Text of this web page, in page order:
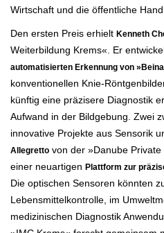
Wirtschaft und die öffentliche Hand.
Den ersten Preis erhielt Kenneth
Weiterbildung Krems«. Er
automatisierten Erkennung von
konventionellen Knie-
künftig eine präzisere Diagnostik
Aufwand in der Bildgebung. Zwei
innovative Projekte aus Sensorik
Allegretto von der »Danube
einer neuartigen Plattform zur
Die optischen Sensoren könnten
Lebensmittelkontrolle, im
medizinischen Diagnostik